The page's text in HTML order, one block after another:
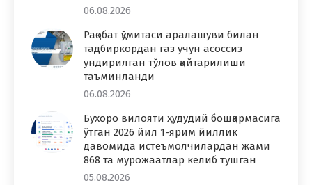
06.08.2026
Рақобат қўмитаси аралашуви билан
тадбиркордан газ учун асоссиз
ундирилган тўлов қайтарилиши
таъминланди
06.08.2026
Бухоро вилояти ҳудудий бошқармасига
ўтган 2026 йил 1-ярим йиллик
давомида истеъмолчилардан жами
868 та мурожаатлар келиб тушган
05.08.2026